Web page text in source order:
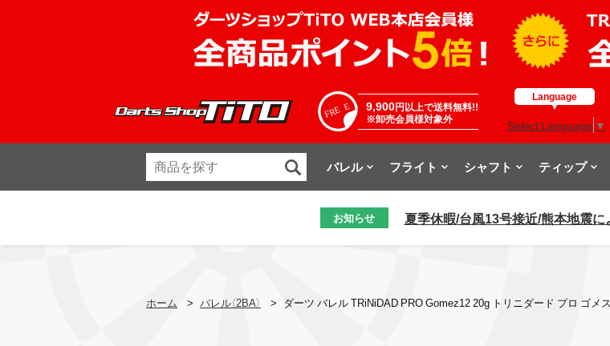
9,900円以上で送料無料!!
※卸売会員様対象外
Language
Select Language ▼
バレル フライト シャフト ティップ
お知らせ 夏季休暇/台風13号接近/熊本地震
ホーム > バレル（2BA） > ダーツ バレル TRiNiDAD PRO Gomez12 20g トリニダード プロ ゴメ